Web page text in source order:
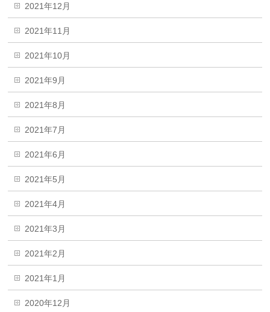
2021年12月
2021年11月
2021年10月
2021年9月
2021年8月
2021年7月
2021年6月
2021年5月
2021年4月
2021年3月
2021年2月
2021年1月
2020年12月